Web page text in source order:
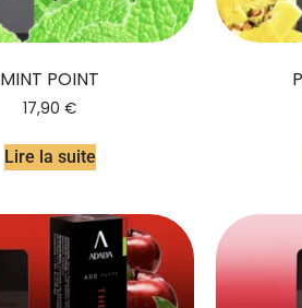
MINT POINT
17,90 €
Lire la suite